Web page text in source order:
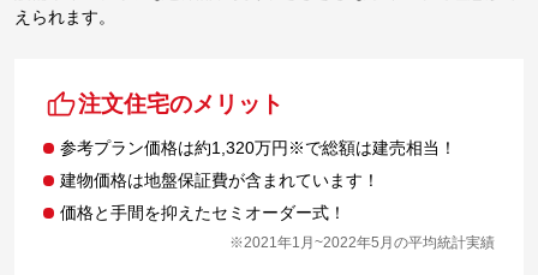
えられます。
注文住宅のメリット
参考プラン価格は約1,320万円※で総額は建売相当！
建物価格は地盤保証費が含まれています！
価格と手間を抑えたセミオーダー式！
※2021年1月~2022年5月の平均統計実績